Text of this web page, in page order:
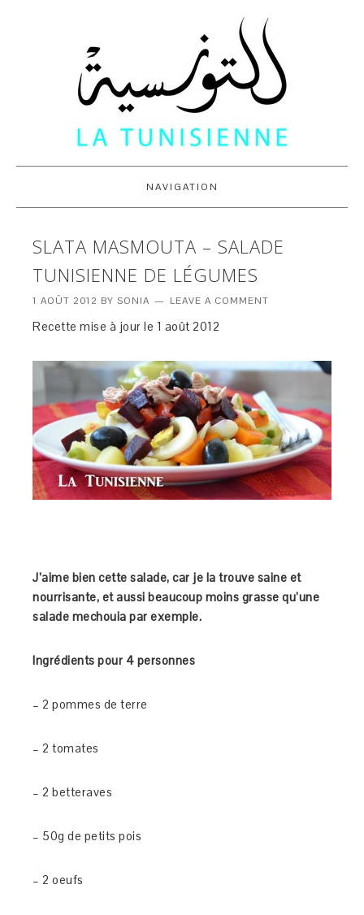
NAVIGATION
SLATA MASMOUTA – SALADE
TUNISIENNE DE LÉGUMES
1 AOÛT 2012 BYSONIA LEAVE A COMMENT
Recette mise à jour le 1 août 2012
J’aime bien cette salade, car je la trouve saine et
nourrisante, et aussi beaucoup moins grasse qu’une
salade mechouia par exemple.
Ingrédients pour 4 personnes
– 2 pommes de terre
– 2 tomates
– 2 betteraves
– 50g de petits pois
– 2 oeufs